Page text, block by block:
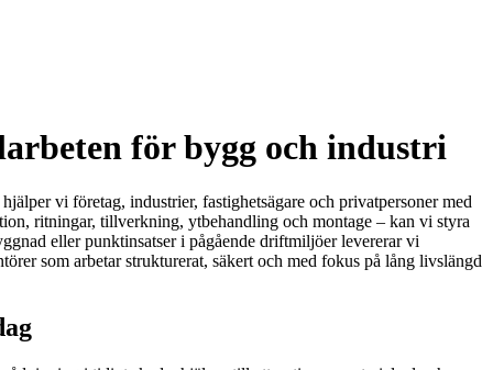
för bygg och industri
vi företag, industrier, fastighetsägare och privatpersoner med
ritningar, tillverkning, ytbehandling och montage – kan vi styra
eller punktinsatser i pågående driftmiljöer levererar vi
som arbetar strukturerat, säkert och med fokus på lång livslängd